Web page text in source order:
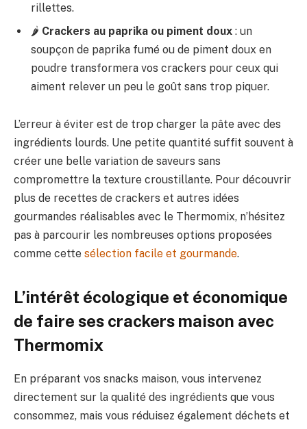
rillettes.
🌶 Crackers au paprika ou piment doux : un
soupçon de paprika fumé ou de piment doux en
poudre transformera vos crackers pour ceux qui
aiment relever un peu le goût sans trop piquer.
L’erreur à éviter est de trop charger la pâte avec des
ingrédients lourds. Une petite quantité suffit souvent à
créer une belle variation de saveurs sans
compromettre la texture croustillante. Pour découvrir
plus de recettes de crackers et autres idées
gourmandes réalisables avec le Thermomix, n’hésitez
pas à parcourir les nombreuses options proposées
comme cette sélection facile et gourmande.
L’intérêt écologique et économique
de faire ses crackers maison avec
Thermomix
En préparant vos snacks maison, vous intervenez
directement sur la qualité des ingrédients que vous
consommez, mais vous réduisez également déchets et